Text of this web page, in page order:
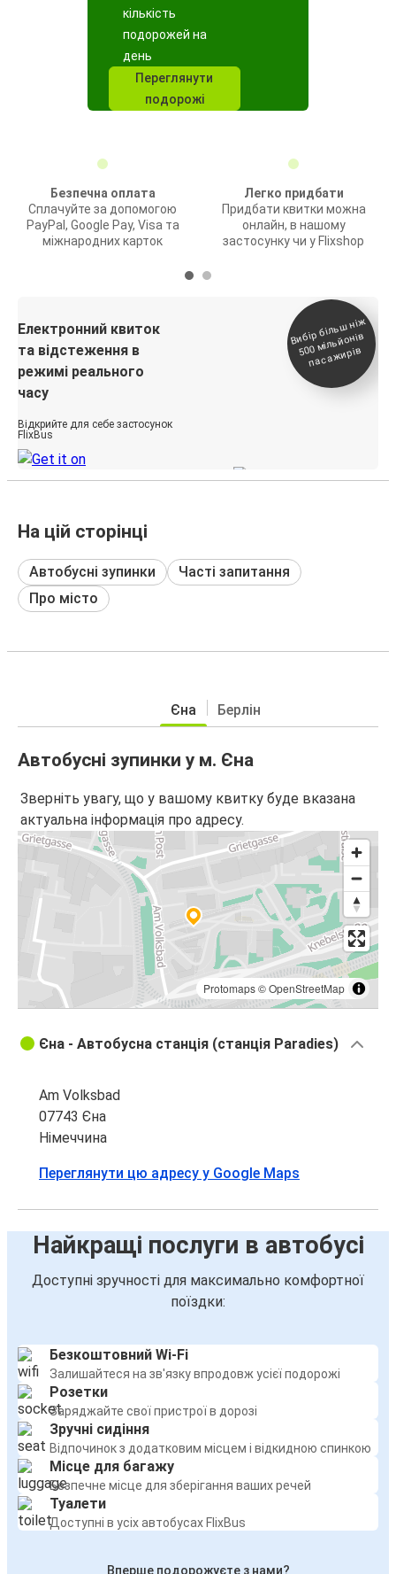
кількість
подорожей на
день
Переглянути
подорожі
Безпечна оплата
Сплачуйте за допомогою
PayPal, Google Pay, Visa та
міжнародних карток
Легко придбати
Придбати квитки можна
онлайн, в нашому
застосунку чи у Flixshop
Електронний квиток
та відстеження в
режимі реального
часу
Відкрийте для себе застосунок
FlixBus
Вибір біль
ш ні
ж
500
мільйонів
паса
жирів
На цій сторінці
Автобусні зупинки
Часті запитання
Про місто
Єна Берлін
Автобусні зупинки у м. Єна
Зверніть увагу, що у вашому квитку буде вказана
актуальна інформація про адресу.
Protomaps©OpenStreetMap
Єна - Автобусна станція (станція Paradies)
Am Volksbad
07743 Єна
Німеччина
Переглянути цю адресу у Google Maps
Найкращі послуги в автобусі
Доступні зручності для максимально комфортної
поїздки:
Безкоштовний Wi-Fi
Залишайтеся на зв'язку впродовж усієї подорожі
Розетки
Заряджайте свої пристрої в дорозі
Зручні сидіння
Відпочинок з додатковим місцем і відкидною спинкою
Місце для багажу
Безпечне місце для зберігання ваших речей
Туалети
Доступні в усіх автобусах FlixBus
Вперше подорожуєте з нами?